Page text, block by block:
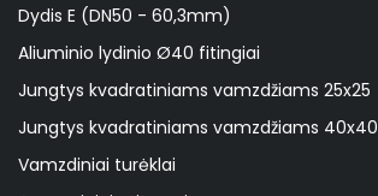
Dydis E (DN50 - 60,3mm)
Aliuminio lydinio Ø40 fitingiai
Jungtys kvadratiniams vamzdžiams 25x25
Jungtys kvadratiniams vamzdžiams 40x40
Vamzdiniai turėklai